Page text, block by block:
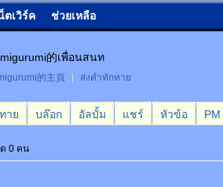
ตเวิร์ค ช่วยเหลือ
的เพื่อนสนท
的主頁 ส่งคำทักทาย
าย บล๊อก อัลบั้ม แชร์ หัวข้อ PM
0 คน